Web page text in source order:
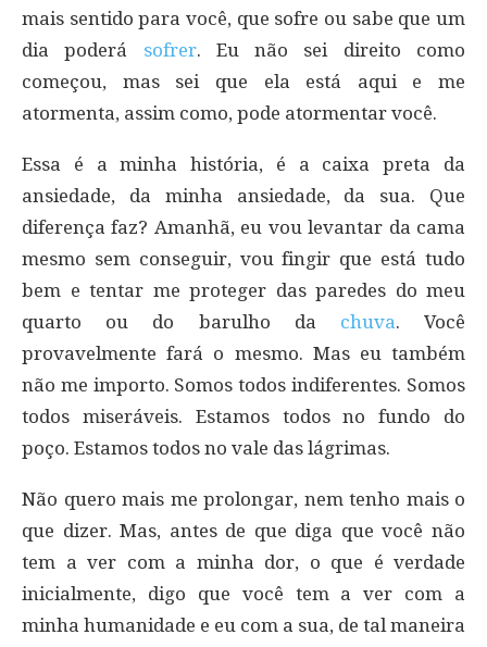
mais sentido para você, que sofre ou sabe que um
dia poderá sofrer. Eu não sei direito como
começou, mas sei que ela está aqui e me
atormenta, assim como, pode atormentar você.
Essa é a minha história, é a caixa preta da
ansiedade, da minha ansiedade, da sua. Que
diferença faz? Amanhã, eu vou levantar da cama
mesmo sem conseguir, vou fingir que está tudo
bem e tentar me proteger das paredes do meu
quarto ou do barulho da chuva. Você
provavelmente fará o mesmo. Mas eu também
não me importo. Somos todos indiferentes. Somos
todos miseráveis. Estamos todos no fundo do
poço. Estamos todos no vale das lágrimas.
Não quero mais me prolongar, nem tenho mais o
que dizer. Mas, antes de que diga que você não
tem a ver com a minha dor, o que é verdade
inicialmente, digo que você tem a ver com a
minha humanidade e eu com a sua, de tal maneira